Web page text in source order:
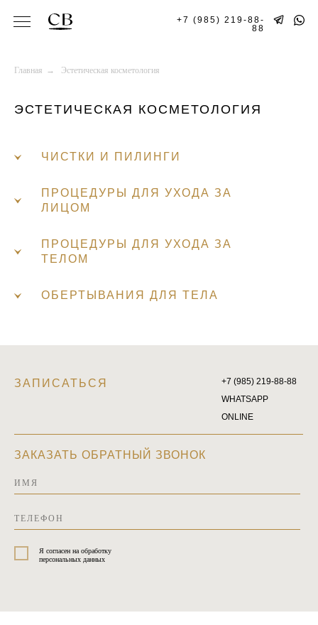
+7 (985) 219-88-
88
Главная → Эстетическая косметология
ЭСТЕТИЧЕСКАЯ КОСМЕТОЛОГИЯ
ЧИСТКИ И ПИЛИНГИ
ПРОЦЕДУРЫ ДЛЯ УХОДА ЗА
ЛИЦОМ
ПРОЦЕДУРЫ ДЛЯ УХОДА ЗА
ТЕЛОМ
ОБЕРТЫВАНИЯ ДЛЯ ТЕЛА
Я согласен на обработку
персональных данных
ЗАКАЗАТЬ ОБРАТНЫЙ ЗВОНОК
+7 (985) 219-88-88
WHATSAPP
ONLINE
ЗАПИСАТЬСЯ